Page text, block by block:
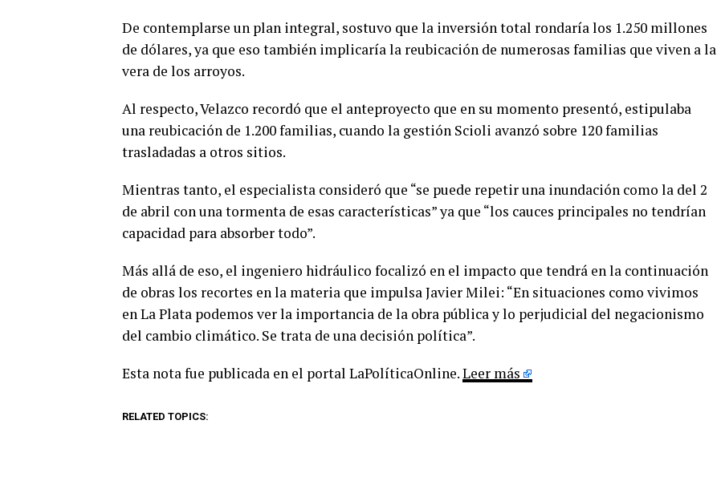
De contemplarse un plan integral, sostuvo que la inversión total rondaría los 1.250 millones
de dólares, ya que eso también implicaría la reubicación de numerosas familias que viven a la
vera de los arroyos.
Al respecto, Velazco recordó que el anteproyecto que en su momento presentó, estipulaba
una reubicación de 1.200 familias, cuando la gestión Scioli avanzó sobre 120 familias
trasladadas a otros sitios.
Mientras tanto, el especialista consideró que “se puede repetir una inundación como la del 2
de abril con una tormenta de esas características” ya que “los cauces principales no tendrían
capacidad para absorber todo”.
Más allá de eso, el ingeniero hidráulico focalizó en el impacto que tendrá en la continuación
de obras los recortes en la materia que impulsa Javier Milei: “En situaciones como vivimos
en La Plata podemos ver la importancia de la obra pública y lo perjudicial del negacionismo
del cambio climático. Se trata de una decisión política”.
Esta nota fue publicada en el portal LaPolíticaOnline.Leer más
RELATED TOPICS: